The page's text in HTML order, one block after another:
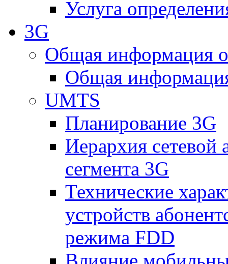
Услуга
3G
Общая информация
Общая
UMTS
Планирование 3G
Иерархия сетевой
сегмента 3G
Технические
устройств
режима FDD